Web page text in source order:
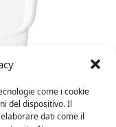
come i cookie
del dispositivo. Il
dati come il